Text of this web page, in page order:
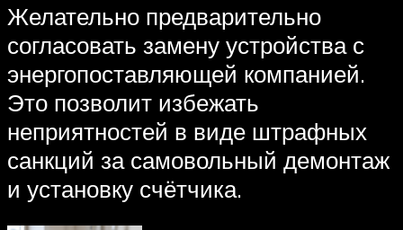
Желательно предварительно
согласовать замену устройства с
энергопоставляющей компанией.
Это позволит избежать
неприятностей в виде штрафных
санкций за самовольный демонтаж
и установку счётчика.